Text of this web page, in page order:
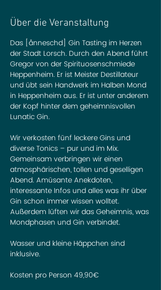
Über die Veranstaltung
Das [ånneschd] Gin Tasting im Herzen
der Stadt Lorsch. Durch den Abend führt
Gregor von der Spirituosenschmiede
Heppenheim. Er ist Meister Destillateur
und übt sein Handwerk im Halben Mond
in Heppenheim aus. Er ist unter anderem
der Kopf hinter dem geheimnisvollen
Lunatic Gin.
Wir verkosten fünf leckere Gins und
diverse Tonics – pur und im Mix.
Gemeinsam verbringen wir einen
atmosphärischen, tollen und geselligen
Abend. Amüsante Anekdoten,
interessante Infos und alles was ihr über
Gin schon immer wissen wolltet.
Außerdem lüften wir das Geheimnis, was
Mondphasen und Gin verbindet.
Wasser und kleine Häppchen sind
inklusive.
Kosten pro Person 49,90€